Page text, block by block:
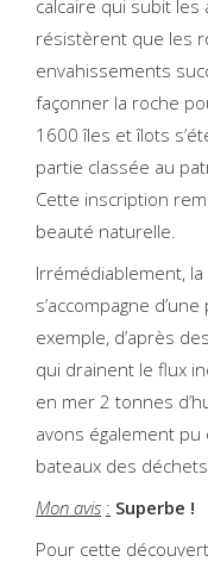
calcaire qui subit
résistèrent que les
envahissements
façonner la roche
1600 îles et îlots
partie classée au
Cette inscription
beauté naturelle.
Irrémédiablement,
s’accompagne
exemple, d’après
qui drainent le flux
en mer 2 tonnes
avons également
bateaux des
Mon avis : Superbe !
Pour cette